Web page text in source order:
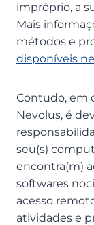
impróprio, a
Mais
métodos e
disponíveis
Contudo, em
Nevolus, é
seu(s)
encontra(m)
softwares
acesso
atividades e